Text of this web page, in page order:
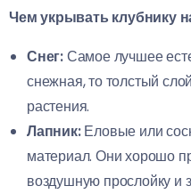
Чем укрывать клубнику
Снег:Самое лучшее
снежная, то толстый
растения.
Лапник:Еловые или
материал. Они хорошо
воздушную прослойку и